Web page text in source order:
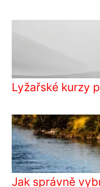
Lyžařské kurzy
Jak správně